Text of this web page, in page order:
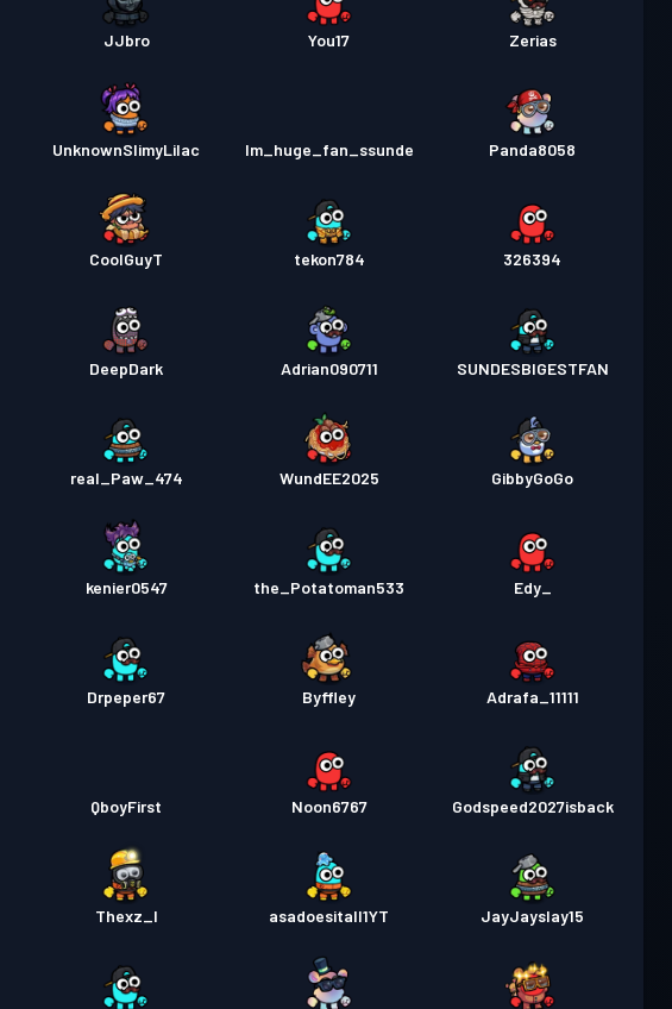
JJbro You17 Zerias
UnknownSlimyLilac Im_huge_fan_ssunde Panda8058
CoolGuyT tekon784 326394
DeepDark Adrian090711 SUNDESBIGESTFAN
real_Paw_474 WundEE2025 GibbyGoGo
kenier0547 the_Potatoman533 Edy_
Drpeper67 Byffley Adrafa_11111
QboyFirst Noon6767 Godspeed2027isback
Thexz_I asadoesitall1YT JayJayslay15